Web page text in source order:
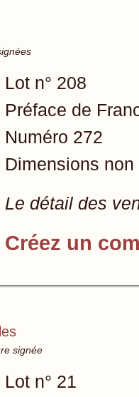
Lot n° 208
Préface de
Numéro 272
Dimensions
Le détail des
Créez un
signée
Lot n° 21